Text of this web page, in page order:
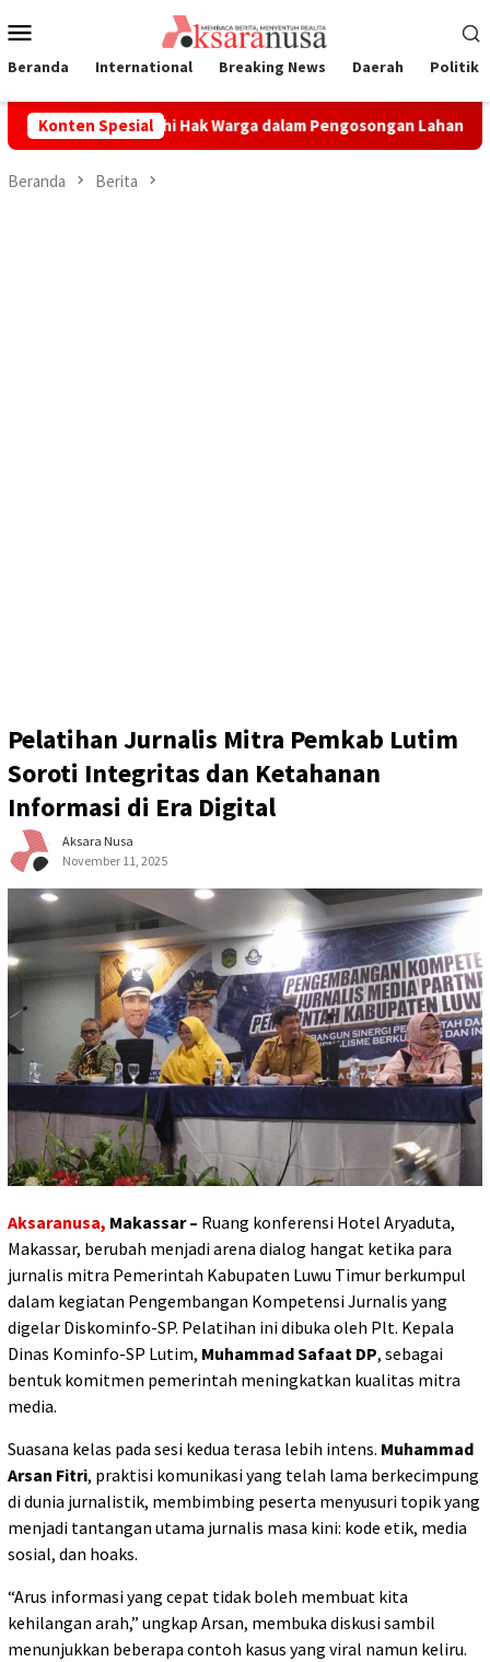
ke
Mobile
Beranda International Breaking News Daerah Politik
Konten Spesial
Penuhi Hak Warga dalam Pengosongan Lahan Laoli
Beranda Berita
Pelatihan Jurnalis Mitra Pemkab Lutim
Soroti Integritas dan Ketahanan
Informasi di Era Digital
Aksara Nusa
November 11, 2025
Aksaranusa, Makassar – Ruang konferensi Hotel Aryaduta,
Makassar, berubah menjadi arena dialog hangat ketika para
jurnalis mitra Pemerintah Kabupaten Luwu Timur berkumpul
dalam kegiatan Pengembangan Kompetensi Jurnalis yang
digelar Diskominfo-SP. Pelatihan ini dibuka oleh Plt. Kepala
Dinas Kominfo-SP Lutim, Muhammad Safaat DP, sebagai
bentuk komitmen pemerintah meningkatkan kualitas mitra
media.
Suasana kelas pada sesi kedua terasa lebih intens. Muhammad
Arsan Fitri, praktisi komunikasi yang telah lama berkecimpung
di dunia jurnalistik, membimbing peserta menyusuri topik yang
menjadi tantangan utama jurnalis masa kini: kode etik, media
sosial, dan hoaks.
“Arus informasi yang cepat tidak boleh membuat kita
kehilangan arah,” ungkap Arsan, membuka diskusi sambil
menunjukkan beberapa contoh kasus yang viral namun keliru.